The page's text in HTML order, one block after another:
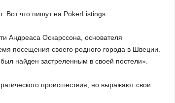
Вот что пишут на PokerListings:
Андреаса Оскарссона, основателя
посещения своего родного города в Швеции.
найден застреленным в своей постели».
происшествия, но выражают свои